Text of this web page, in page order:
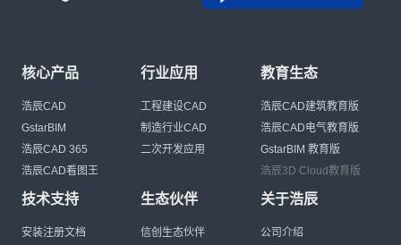
核心产品
浩辰CAD
GstarBIM
浩辰CAD 365
浩辰CAD看图王
行业应用
工程建设CAD
制造行业CAD
二次开发应用
教育生态
浩辰CAD建筑教育版
浩辰CAD电气教育版
GstarBIM 教育版
浩辰3D Cloud教育版
技术支持
安装注册文档
生态伙伴
信创生态伙伴
关于浩辰
公司介绍